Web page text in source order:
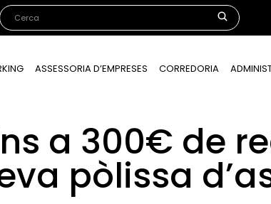
ASSESSORIA D’EMPRESES CORREDORIA
a 300€ de
pòlissa